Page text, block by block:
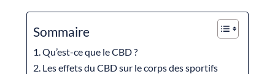
Sommaire
Qu’est-ce que le CBD ?
Les effets du CBD sur le corps des sportifs